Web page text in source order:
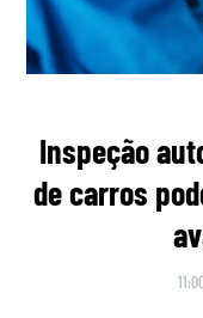
Inspeção
de carros